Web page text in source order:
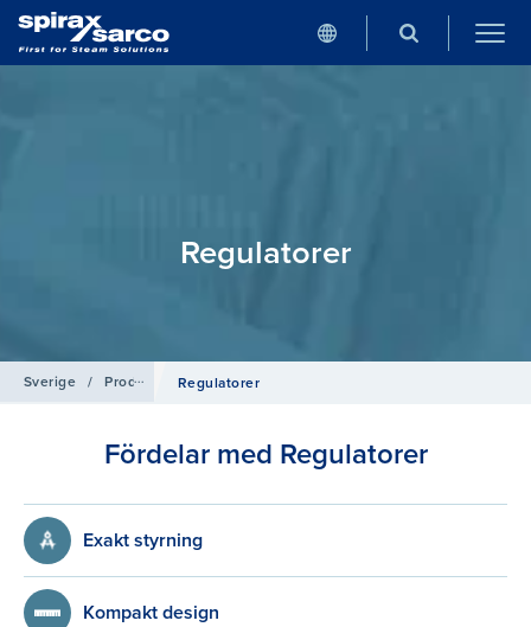
Regulatorer
Sverige / Produkter / Tryckluft
Regulatorer
Fördelar med Regulatorer
Exakt styrning
Kompakt design